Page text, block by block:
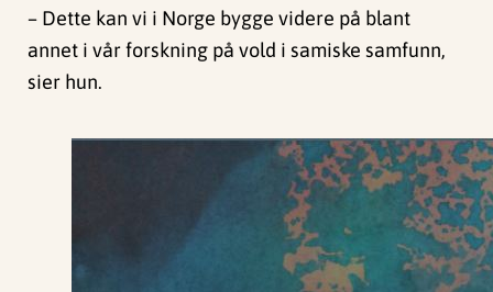
– Dette kan vi i Norge bygge videre på blant
annet i vår forskning på vold i samiske samfunn,
sier hun.